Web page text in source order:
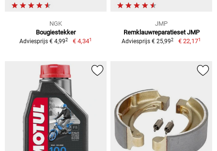
NGK
Bougiestekker
Adviesprijs € 4,992 € 4,341
JMP
Remklauwreparatieset JMP
Adviesprijs € 25,992 € 22,171